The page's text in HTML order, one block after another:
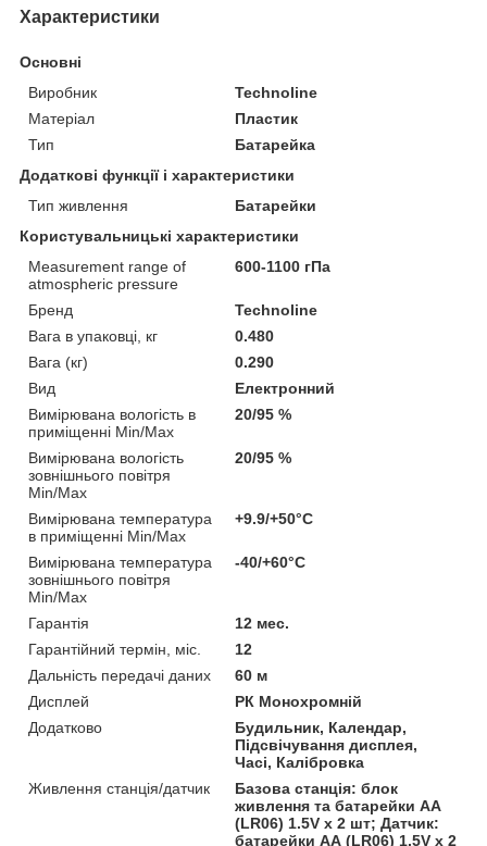
Характеристики
Основні
Виробник
Technoline
Матеріал
Пластик
Тип
Батарейка
Додаткові функції і характеристики
Тип живлення
Батарейки
Користувальницькі характеристики
Measurement range of
atmospheric pressure
600-1100 гПа
Бренд
Technoline
Вага в упаковці, кг
0.480
Вага (кг)
0.290
Вид
Електронний
Вимірювана вологість в
приміщенні Min/Max
20/95 %
Вимірювана вологість
зовнішнього повітря
Min/Max
20/95 %
Вимірювана температура
в приміщенні Min/Max
+9.9/+50°C
Вимірювана температура
зовнішнього повітря
Min/Max
-40/+60°C
Гарантія
12 мес.
Гарантійний термін, міс.
12
Дальність передачі даних
60 м
Дисплей
РК Монохромній
Додатково
Будильник, Календар,
Підсвічування дисплея,
Часі, Калібровка
Живлення станція/датчик
Базова станція: блок
живлення та батарейки AA
(LR06) 1.5V х 2 шт; Датчик:
батарейки AА (LR06) 1.5V х 2